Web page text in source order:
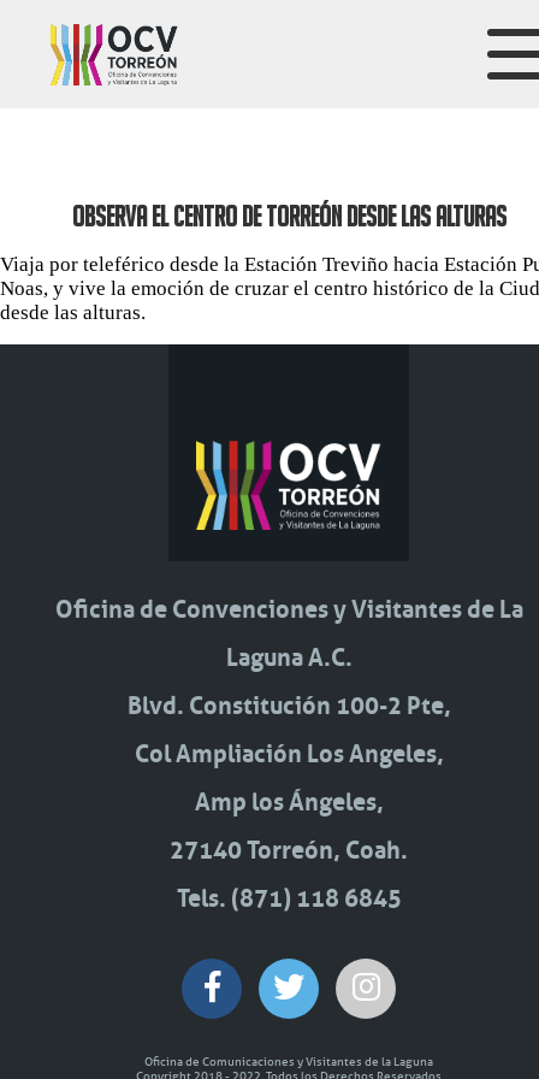
OBSERVA EL CENTRO DE TORREÓN DESDE LAS ALTURAS
Viaja por teleférico desde la Estación Treviño hacia Estación
Noas, y vive la emoción de cruzar el centro histórico de la
desde las alturas.
Oficina de Convenciones y Visitantes de La
Laguna A.C.
Blvd. Constitución 100-2 Pte,
Col Ampliación Los Angeles,
Amp los Ángeles,
27140 Torreón, Coah.
Tels. (871) 118 6845
Oficina de Comunicaciones y Visitantes de la Laguna